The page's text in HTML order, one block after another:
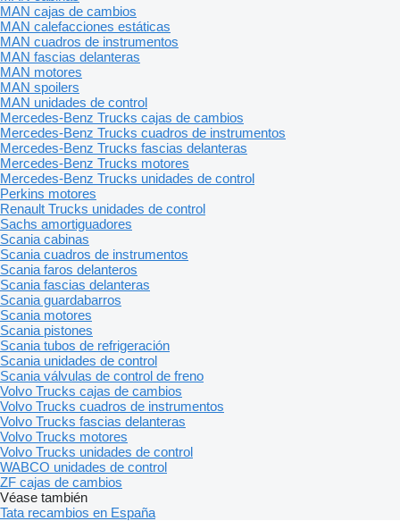
MAN cajas de cambios
MAN calefacciones estáticas
MAN cuadros de instrumentos
MAN fascias delanteras
MAN motores
MAN spoilers
MAN unidades de control
Mercedes-Benz Trucks cajas de cambios
Mercedes-Benz Trucks cuadros de instrumentos
Mercedes-Benz Trucks fascias delanteras
Mercedes-Benz Trucks motores
Mercedes-Benz Trucks unidades de control
Perkins motores
Renault Trucks unidades de control
Sachs amortiguadores
Scania cabinas
Scania cuadros de instrumentos
Scania faros delanteros
Scania fascias delanteras
Scania guardabarros
Scania motores
Scania pistones
Scania tubos de refrigeración
Scania unidades de control
Scania válvulas de control de freno
Volvo Trucks cajas de cambios
Volvo Trucks cuadros de instrumentos
Volvo Trucks fascias delanteras
Volvo Trucks motores
Volvo Trucks unidades de control
WABCO unidades de control
ZF cajas de cambios
Véase también
Tata recambios en España